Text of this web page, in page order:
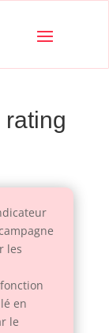
rating
les
en
le